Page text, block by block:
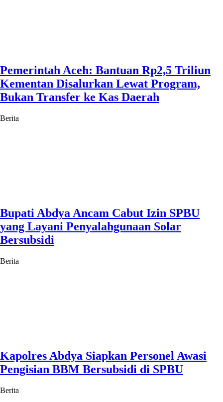
Pemerintah Aceh: Bantuan Rp2,5 Triliun
Kementan Disalurkan Lewat Program,
Bukan Transfer ke Kas Daerah
Berita
Bupati Abdya Ancam Cabut Izin SPBU
yang Layani Penyalahgunaan Solar
Bersubsidi
Berita
Kapolres Abdya Siapkan Personel Awasi
Pengisian BBM Bersubsidi di SPBU
Berita